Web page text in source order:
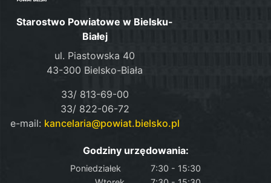
Starostwo Powiatowe w Bielsku-
Białej
ul. Piastowska 40
43-300 Bielsko-Biała
33/ 813-69-00
33/ 822-06-72
e-mail: kancelaria@powiat.bielsko.pl
Godziny urzędowania:
Poniedziałek
7:30 - 15:30